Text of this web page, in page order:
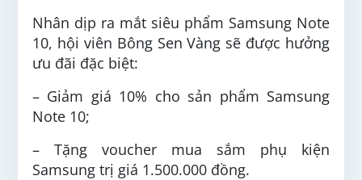
Nhân dịp ra mắt siêu phẩm Samsung Note
10, hội viên Bông Sen Vàng sẽ được hưởng
ưu đãi đặc biệt:
– Giảm giá 10% cho sản phẩm Samsung
Note 10;
– Tặng voucher mua sắm phụ kiện
Samsung trị giá 1.500.000 đồng.